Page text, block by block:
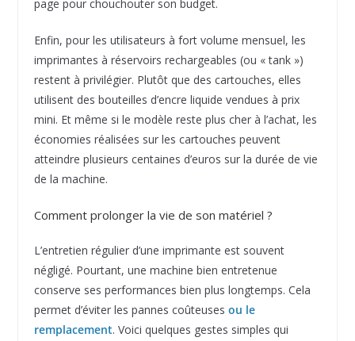
page pour chouchouter son budget.
Enfin, pour les utilisateurs à fort volume mensuel, les
imprimantes à réservoirs rechargeables (ou « tank »)
restent à privilégier. Plutôt que des cartouches, elles
utilisent des bouteilles d’encre liquide vendues à prix
mini. Et même si le modèle reste plus cher à l’achat, les
économies réalisées sur les cartouches peuvent
atteindre plusieurs centaines d’euros sur la durée de vie
de la machine.
Comment prolonger la vie de son matériel ?
L’entretien régulier d’une imprimante est souvent
négligé. Pourtant, une machine bien entretenue
conserve ses performances bien plus longtemps. Cela
permet d’éviter les pannes coûteuses ou le
remplacement. Voici quelques gestes simples qui